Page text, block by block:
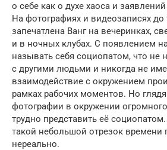
о себе как о духе хаоса и
На фотографиях и видеозаписях до
запечатлена Ванг на вечеринках,
и в ночных клубах. С появлением
называть себя социопатом, что не
с другими людьми и никогда не
взаимодействие с окружением
рамках рабочих моментов. Но
фотографии в окружении
трудно представить её
такой небольшой отрезок времени
нереально.